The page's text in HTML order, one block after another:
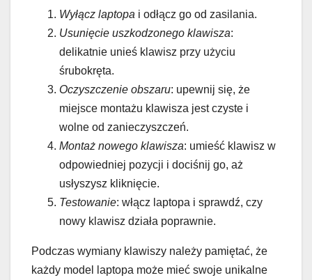
Wyłącz laptopa i odłącz go od zasilania.
Usunięcie uszkodzonego klawisza:
delikatnie unieś klawisz przy użyciu
śrubokręta.
Oczyszczenie obszaru: upewnij się, że
miejsce montażu klawisza jest czyste i
wolne od zanieczyszczeń.
Montaż nowego klawisza: umieść klawisz w
odpowiedniej pozycji i dociśnij go, aż
usłyszysz kliknięcie.
Testowanie: włącz laptopa i sprawdź, czy
nowy klawisz działa poprawnie.
Podczas wymiany klawiszy należy pamiętać, że
każdy model laptopa może mieć swoje unikalne